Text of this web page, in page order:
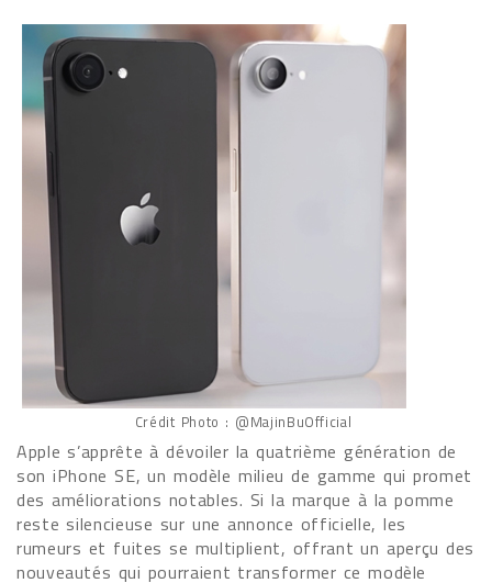
Crédit Photo : @MajinBuOfficial
Apple s’apprête à dévoiler la quatrième génération de
son iPhone SE, un modèle milieu de gamme qui promet
des améliorations notables. Si la marque à la pomme
reste silencieuse sur une annonce officielle, les
rumeurs et fuites se multiplient, offrant un aperçu des
nouveautés qui pourraient transformer ce modèle